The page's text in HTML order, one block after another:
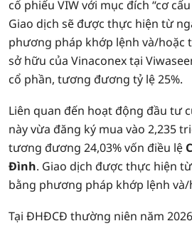
cổ phiếu VIW với mục đích “cơ
Giao dịch sẽ được thực hiện từ
phương pháp khớp lệnh và/hoặc
sở hữu của Vinaconex tại
cổ phần, tương đương tỷ lệ 25%.
Liên quan đến hoạt động đầu tư
này vừa đăng ký mua vào 2,235
tương đương 24,03% vốn điều lệ
Đình. Giao dịch được thực hiện
bằng phương pháp khớp lệnh
Tại ĐHĐCĐ thường niên năm